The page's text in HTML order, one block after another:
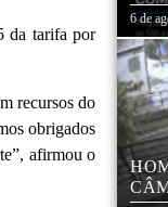
da tarifa por
recursos do
obrigados
afirmou o
EM
6 de